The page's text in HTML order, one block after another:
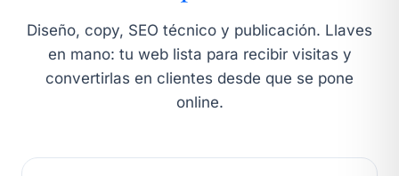
Diseño, copy, SEO técnico y publicación. Llaves
en mano: tu web lista para recibir visitas y
convertirlas en clientes desde que se pone
online.